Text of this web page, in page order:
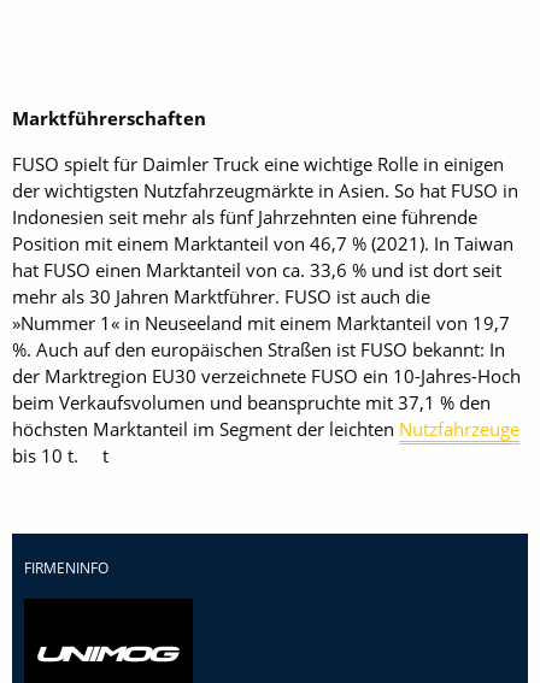
Marktführerschaften
FUSO spielt für Daimler Truck eine wichtige Rolle in einigen
der wichtigsten Nutzfahrzeugmärkte in Asien. So hat FUSO in
Indonesien seit mehr als fünf Jahrzehnten eine führende
Position mit einem Marktanteil von 46,7 % (2021). In Taiwan
hat FUSO einen Marktanteil von ca. 33,6 % und ist dort seit
mehr als 30 Jahren Marktführer. FUSO ist auch die
»Nummer 1« in Neuseeland mit einem Marktanteil von 19,7
%. Auch auf den europäischen Straßen ist FUSO bekannt: In
der Marktregion EU30 verzeichnete FUSO ein 10-Jahres-Hoch
beim Verkaufsvolumen und beanspruchte mit 37,1 % den
höchsten Marktanteil im Segment der leichten Nutzfahrzeuge
bis 10 t. t
FIRMENINFO